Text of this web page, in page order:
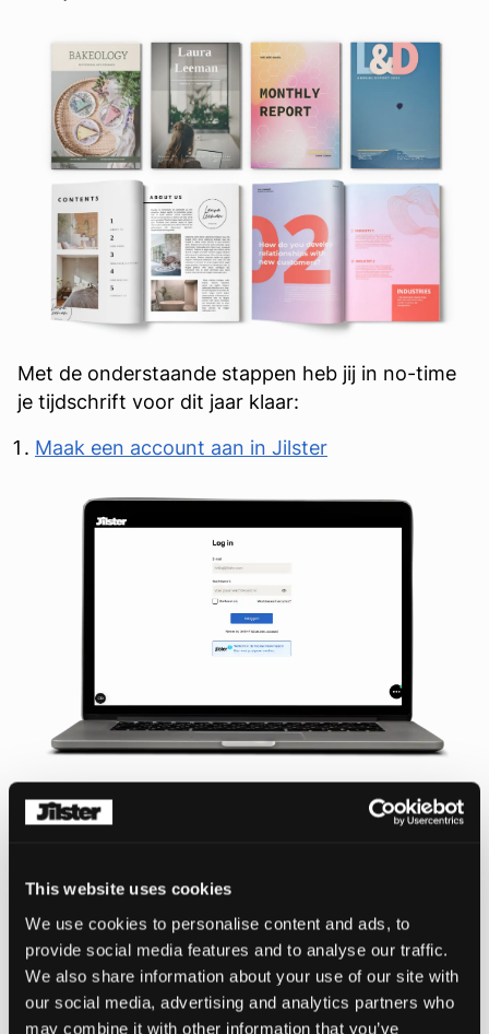
This website uses cookies
We use cookies to personalise content and ads, to
provide social media features and to analyse our traffic.
We also share information about your use of our site with
our social media, advertising and analytics partners who
may combine it with other information that you’ve
Met de onderstaande stappen heb jij in no-time
je tijdschrift voor dit jaar klaar:
Maak een account aan in Jilster
Start je creatie in de makerspace